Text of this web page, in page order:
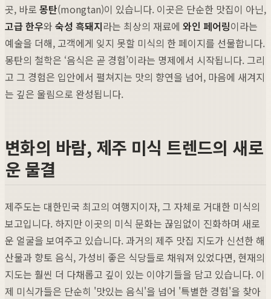
곳, 바로 몽탄(mongtan)이 있습니다. 이곳은 단순한 맛집이 아닌,
고급 한우와 숙성 흑돼지라는 최상의 재료에 와인 페어링이라는
예술을 더해, 고객에게 잊지 못할 미식의 한 페이지를 선물합니다.
몽탄의 철학은 ‘음식은 곧 경험’이라는 명제에서 시작됩니다. 그리
고 그 경험은 입안에서 펼쳐지는 맛의 향연을 넘어, 마음에 새겨지
는 깊은 울림으로 완성됩니다.
변화의 바람, 제주 미식 트렌드의 새로
운 물결
제주도는 대한민국 최고의 여행지이자, 그 자체로 거대한 미식의
보고입니다. 하지만 이곳의 미식 문화는 끊임없이 진화하며 새로
운 얼굴을 보여주고 있습니다. 과거의 제주 맛집 지도가 신선한 해
산물과 향토 음식, 가성비 좋은 식당들로 채워져 있었다면, 현재의
지도는 훨씬 더 다채롭고 깊이 있는 이야기들을 담고 있습니다. 이
제 미식가들은 단순히 '맛있는 음식'을 넘어 '특별한 경험'을 찾아